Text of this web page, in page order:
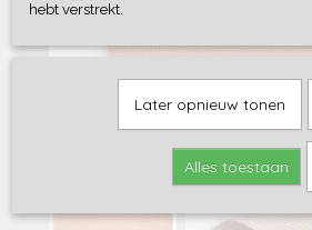
hebt verstrekt.
Later opnieuw tonen
Alles toestaan